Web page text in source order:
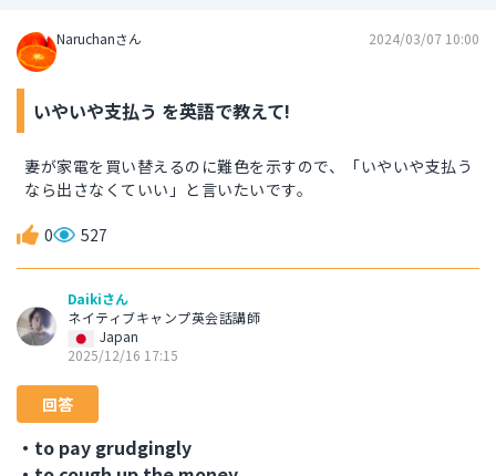
Naruchanさん 2024/03/07 10:00
いやいや支払う を英語で教えて!
妻が家電を買い替えるのに難色を示すので、「いやいや支払う
なら出さなくていい」と言いたいです。
0 527
Daikiさん
ネイティブキャンプ英会話講師
Japan
2025/12/16 17:15
回答
・to pay grudgingly